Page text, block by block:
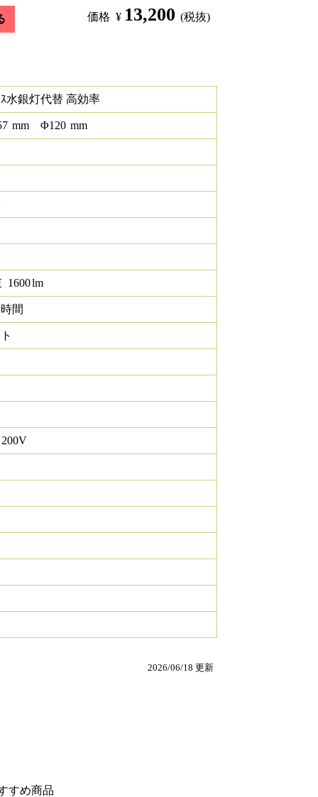
価格 ¥ 13,200 (税抜)
ｽ水銀灯代替 高効率
mm Φ120 mm
1600lm
間
2026/06/18 更新
すめ商品